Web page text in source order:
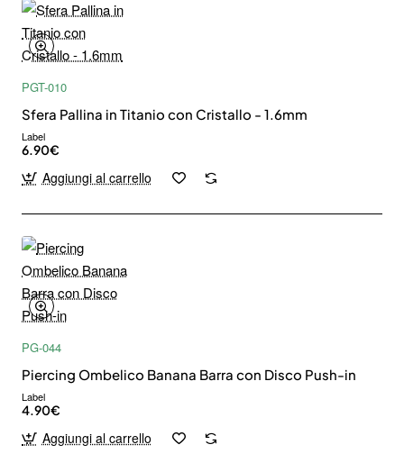
PGT-010
Sfera Pallina in Titanio con Cristallo - 1.6mm
Label
6.90€
Aggiungi al carrello
PG-044
Piercing Ombelico Banana Barra con Disco Push-in
Label
4.90€
Aggiungi al carrello